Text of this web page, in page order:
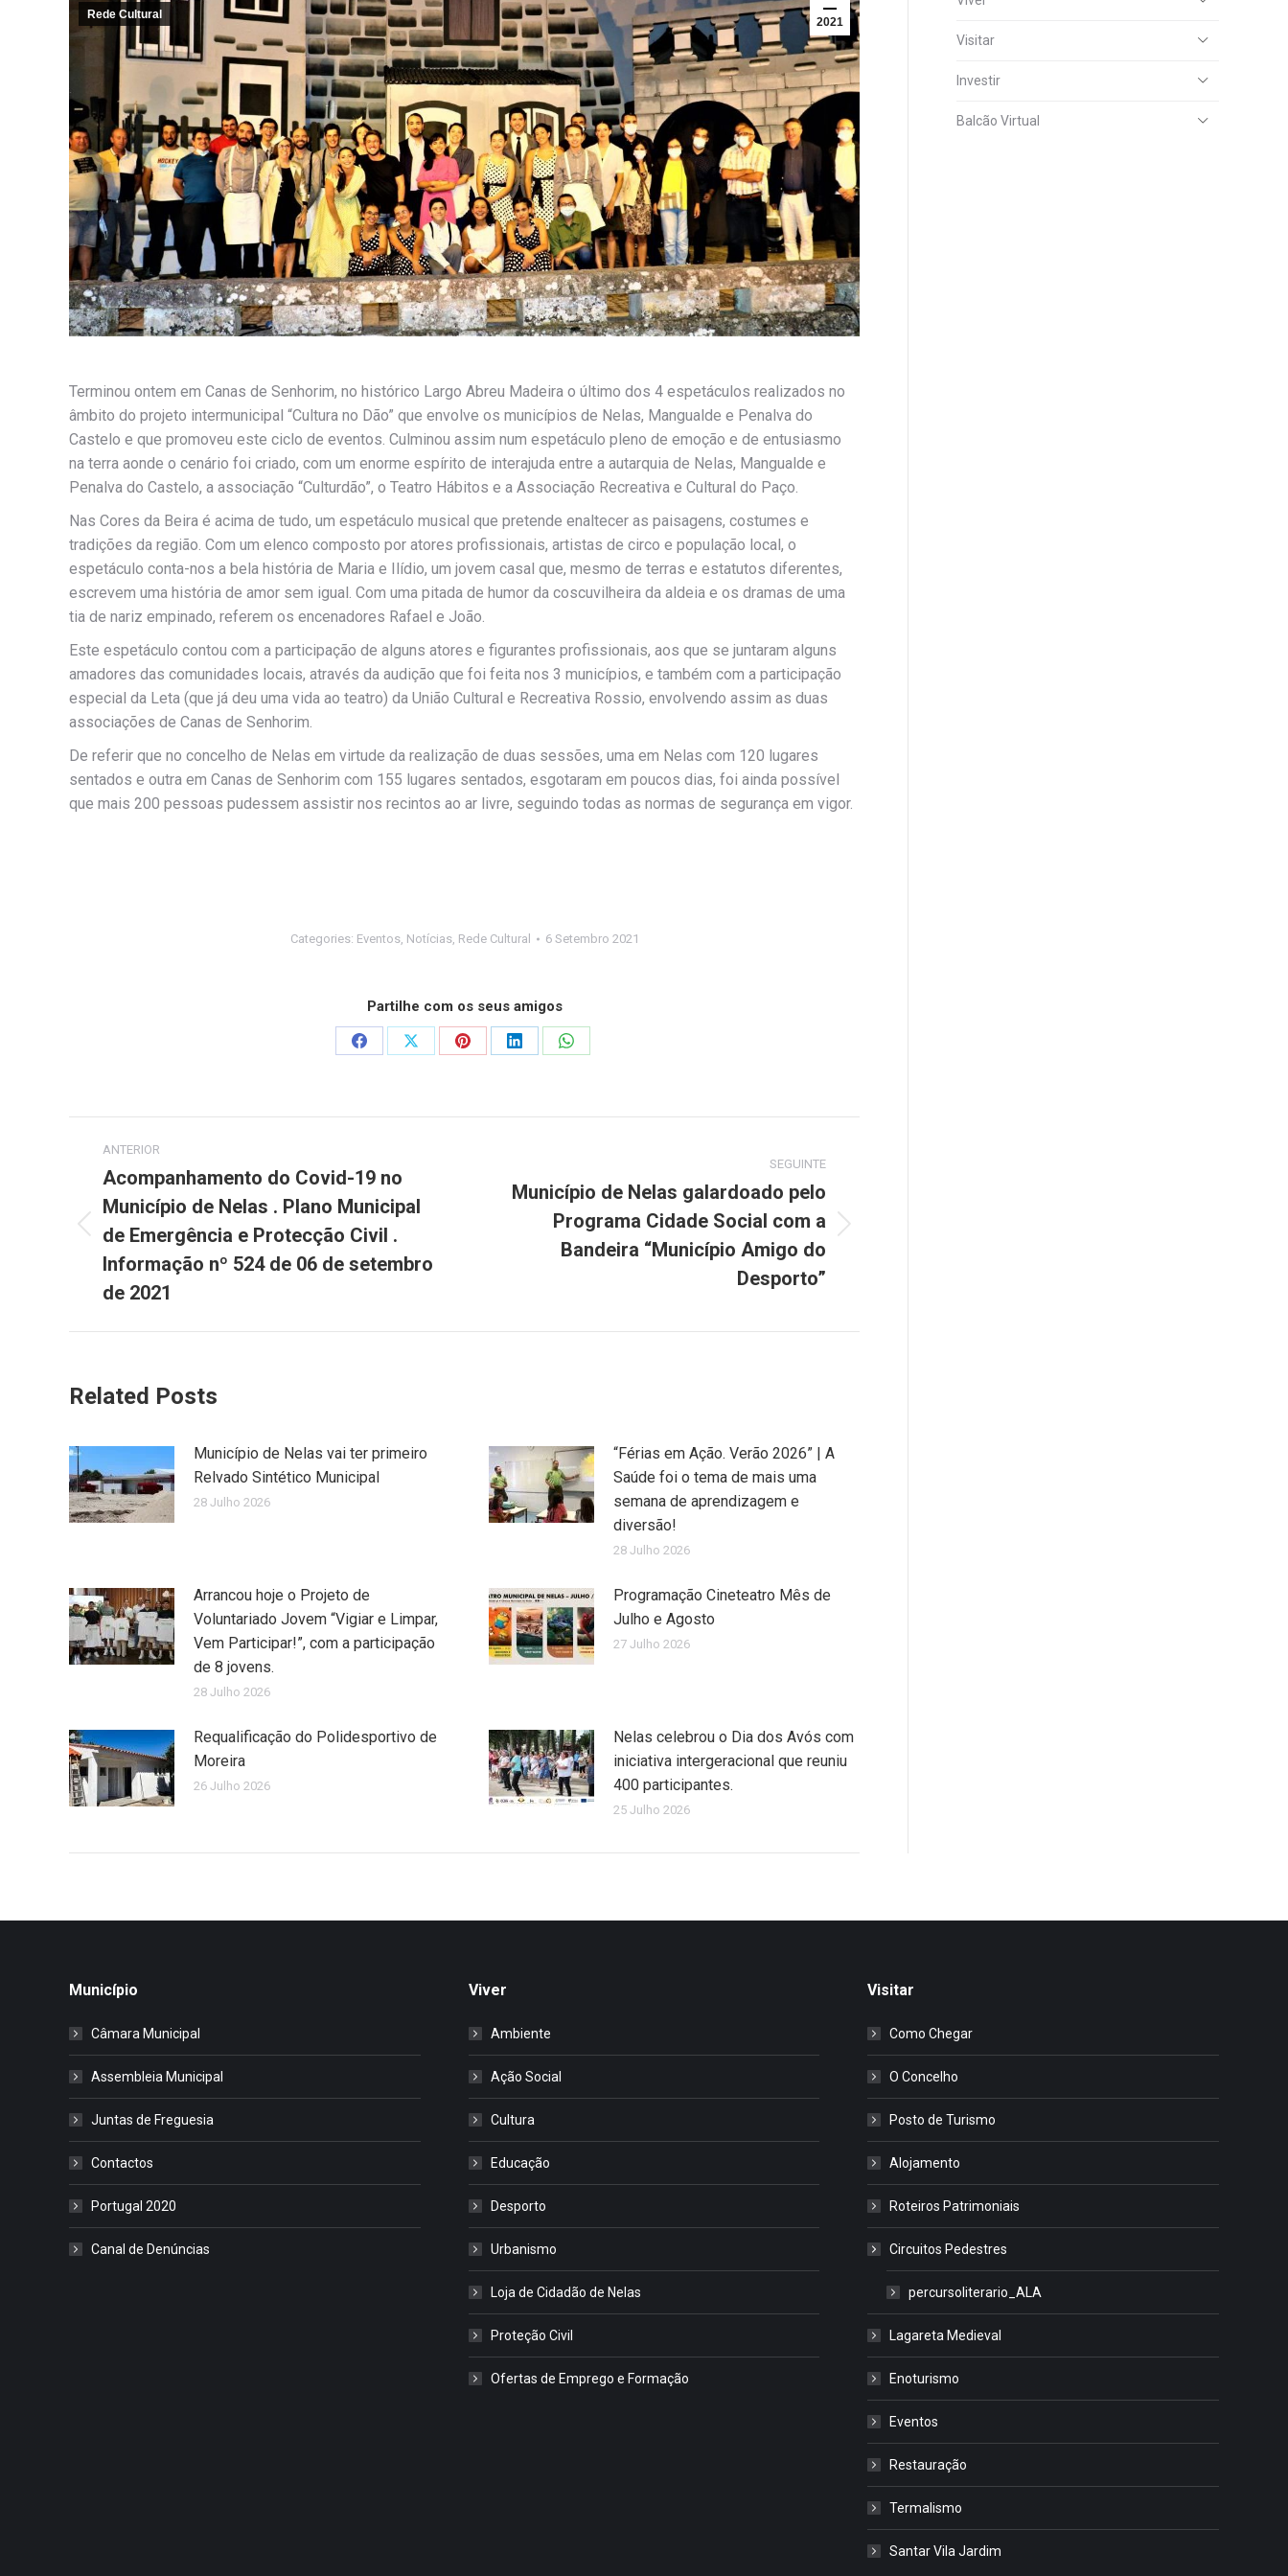
2021
Rede Cultural
Terminou ontem em Canas de Senhorim, no histórico Largo Abreu Madeira o último dos 4 espetáculos realizados no
âmbito do projeto intermunicipal “Cultura no Dão” que envolve os municípios de Nelas, Mangualde e Penalva do
Castelo e que promoveu este ciclo de eventos. Culminou assim num espetáculo pleno de emoção e de entusiasmo
na terra aonde o cenário foi criado, com um enorme espírito de interajuda entre a autarquia de Nelas, Mangualde e
Penalva do Castelo, a associação “Culturdão”, o Teatro Hábitos e a Associação Recreativa e Cultural do Paço.
Nas Cores da Beira é acima de tudo, um espetáculo musical que pretende enaltecer as paisagens, costumes e
tradições da região. Com um elenco composto por atores profissionais, artistas de circo e população local, o
espetáculo conta-nos a bela história de Maria e Ilídio, um jovem casal que, mesmo de terras e estatutos diferentes,
escrevem uma história de amor sem igual. Com uma pitada de humor da coscuvilheira da aldeia e os dramas de uma
tia de nariz empinado, referem os encenadores Rafael e João.
Este espetáculo contou com a participação de alguns atores e figurantes profissionais, aos que se juntaram alguns
amadores das comunidades locais, através da audição que foi feita nos 3 municípios, e também com a participação
especial da Leta (que já deu uma vida ao teatro) da União Cultural e Recreativa Rossio, envolvendo assim as duas
associações de Canas de Senhorim.
De referir que no concelho de Nelas em virtude da realização de duas sessões, uma em Nelas com 120 lugares
sentados e outra em Canas de Senhorim com 155 lugares sentados, esgotaram em poucos dias, foi ainda possível
que mais 200 pessoas pudessem assistir nos recintos ao ar livre, seguindo todas as normas de segurança em vigor.
Categories: Eventos, Notícias, Rede Cultural 6 Setembro 2021
Partilhe com os seus amigos
Share
Share
Share
Share
Share
Post
navigation
ANTERIOR
Previous
post:
Acompanhamento do Covid-19 no
Município de Nelas . Plano Municipal
de Emergência e Protecção Civil .
Informação nº 524 de 06 de setembro
de 2021
SEGUINTE
Município de Nelas galardoado pelo
Programa Cidade Social com a
Bandeira “Município Amigo do
Desporto”
Related Posts
Município de Nelas vai ter primeiro
Relvado Sintético Municipal
28 Julho 2026
“Férias em Ação. Verão 2026” | A
Saúde foi o tema de mais uma
semana de aprendizagem e
diversão!
28 Julho 2026
Arrancou hoje o Projeto de
Voluntariado Jovem “Vigiar e Limpar,
Vem Participar!”, com a participação
de 8 jovens.
28 Julho 2026
Programação Cineteatro Mês de
Julho e Agosto
27 Julho 2026
Requalificação do Polidesportivo de
Moreira
26 Julho 2026
Nelas celebrou o Dia dos Avós com
iniciativa intergeracional que reuniu
400 participantes.
25 Julho 2026
Visitar
Investir
Balcão Virtual
Município
Câmara Municipal
Assembleia Municipal
Juntas de Freguesia
Contactos
Portugal 2020
Canal de Denúncias
Viver
Ambiente
Ação Social
Cultura
Educação
Desporto
Urbanismo
Loja de Cidadão de Nelas
Proteção Civil
Ofertas de Emprego e Formação
Visitar
Como Chegar
O Concelho
Posto de Turismo
Alojamento
Roteiros Patrimoniais
Circuitos Pedestres
percursoliterario_ALA
Lagareta Medieval
Enoturismo
Eventos
Restauração
Termalismo
Santar Vila Jardim